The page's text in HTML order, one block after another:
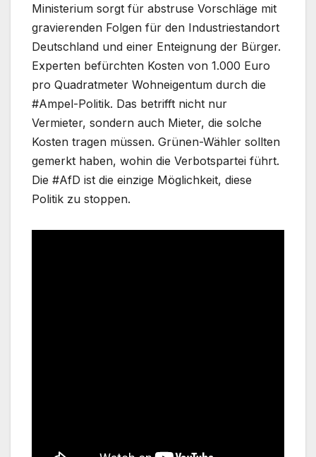
Ministerium sorgt für abstruse Vorschläge mit
gravierenden Folgen für den Industriestandort
Deutschland und einer Enteignung der Bürger.
Experten befürchten Kosten von 1.000 Euro
pro Quadratmeter Wohneigentum durch die
#Ampel-Politik. Das betrifft nicht nur
Vermieter, sondern auch Mieter, die solche
Kosten tragen müssen. Grünen-Wähler sollten
gemerkt haben, wohin die Verbotspartei führt.
Die #AfD ist die einzige Möglichkeit, diese
Politik zu stoppen.